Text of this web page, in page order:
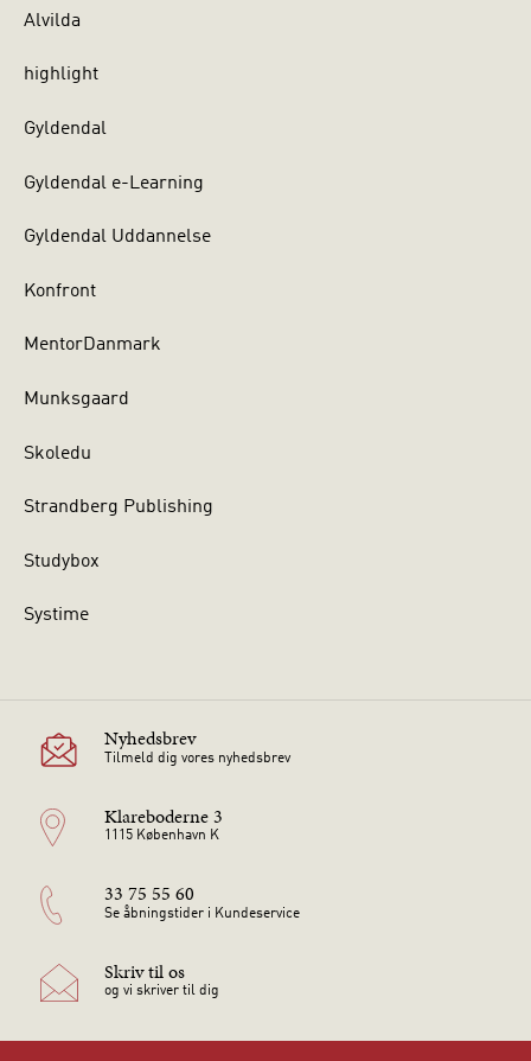
Alvilda
highlight
Gyldendal
Gyldendal e-Learning
Gyldendal Uddannelse
Konfront
MentorDanmark
Munksgaard
Skoledu
Strandberg Publishing
Studybox
Systime
Nyhedsbrev
Tilmeld dig vores nyhedsbrev
Klareboderne 3
1115 København K
33 75 55 60
Se åbningstider i Kundeservice
Skriv til os
og vi skriver til dig